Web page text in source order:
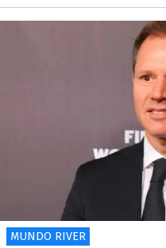
MUNDO RIVER